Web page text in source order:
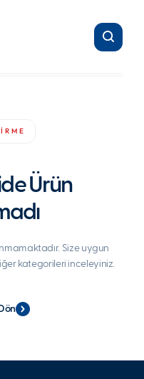
Ürün
Size uygun
kategorileri inceleyiniz.